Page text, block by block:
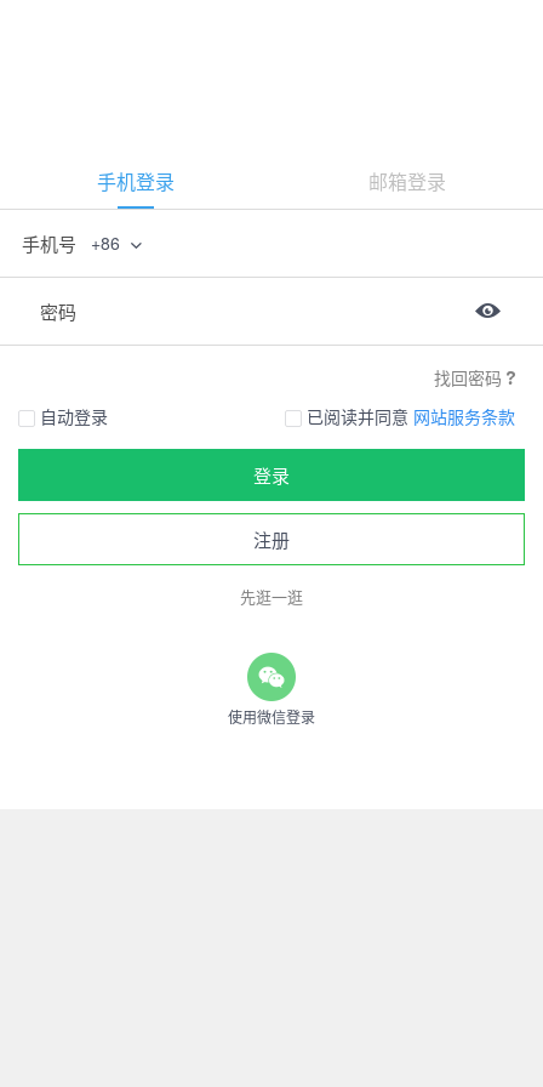
手机登录 邮箱登录
手机号 +86
密码
找回密码
自动登录
已阅读并同意 网站服务条款
登录
注册
先逛一逛
使用微信登录